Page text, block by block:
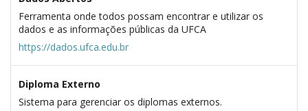
Ferramenta onde todos possam encontrar e utilizar os
dados e as informações públicas da UFCA
https://dados.ufca.edu.br
Diploma Externo
Sistema para gerenciar os diplomas externos.